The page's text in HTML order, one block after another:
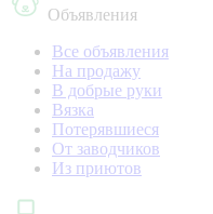
Объявления
Все объявления
На продажу
В добрые руки
Вязка
Потерявшиеся
От заводчиков
Из приютов